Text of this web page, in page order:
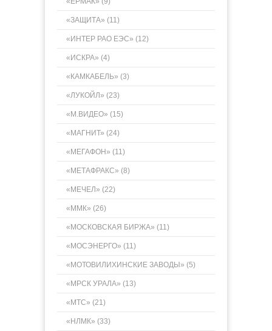
«ЗАЩИТА» (11)
«ИНТЕР РАО ЕЭС» (12)
«ИСКРА» (4)
«КАМКАБЕЛЬ» (3)
«ЛУКОЙЛ» (23)
«М.ВИДЕО» (15)
«МАГНИТ» (24)
«МЕГАФОН» (11)
«МЕТАФРАКС» (8)
«МЕЧЕЛ» (22)
«ММК» (26)
«МОСКОВСКАЯ БИРЖА» (11)
«МОСЭНЕРГО» (11)
«МОТОВИЛИХИНСКИЕ ЗАВОДЫ» (5)
«МРСК УРАЛА» (13)
«МТС» (21)
«НЛМК» (33)